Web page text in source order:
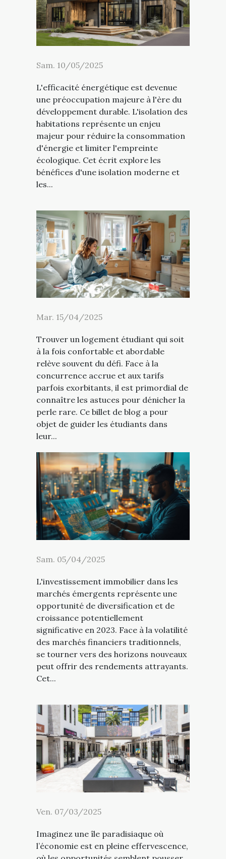
Sam. 10/05/2025
L'efficacité énergétique est devenue
une préoccupation majeure à l'ère du
développement durable. L'isolation des
habitations représente un enjeu
majeur pour réduire la consommation
d'énergie et limiter l'empreinte
écologique. Cet écrit explore les
bénéfices d'une isolation moderne et
les...
Mar. 15/04/2025
Trouver un logement étudiant qui soit
à la fois confortable et abordable
relève souvent du défi. Face à la
concurrence accrue et aux tarifs
parfois exorbitants, il est primordial de
connaître les astuces pour dénicher la
perle rare. Ce billet de blog a pour
objet de guider les étudiants dans
leur...
Sam. 05/04/2025
L'investissement immobilier dans les
marchés émergents représente une
opportunité de diversification et de
croissance potentiellement
significative en 2023. Face à la volatilité
des marchés financiers traditionnels,
se tourner vers des horizons nouveaux
peut offrir des rendements attrayants.
Cet...
Ven. 07/03/2025
Imaginez une île paradisiaque où
l’économie est en pleine effervescence,